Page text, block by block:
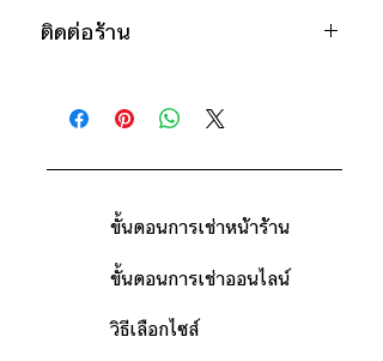
อก 44" / เอว 44" / สะโพก 44" /
ไหล่กว้าง 15" / วงแขน 23" / ยาว
* สินค้าจริงอาจมีขนาดคาดเคลื่อน 2-3
คืน)
ติดต่อร้านเพื่อสอบถามราคา
ติดต่อร้าน
ดูแผนที่ร้าน
ขั้นตอนการเช่าหน้าร้าน
ขั้นตอนการเช่าออนไลน์
วิธีเลือกไซส์